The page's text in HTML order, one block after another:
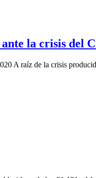
la crisis del
A raíz de la crisis